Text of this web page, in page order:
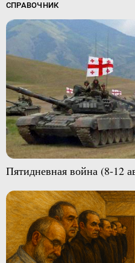
СПРАВОЧНИК
Пятидневная война (8-12